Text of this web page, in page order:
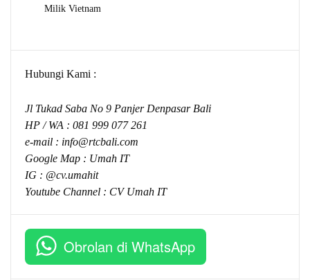
Milik Vietnam
Hubungi Kami :
Jl Tukad Saba No 9 Panjer Denpasar Bali
HP / WA : 081 999 077 261
e-mail : info@rtcbali.com
Google Map : Umah IT
IG : @cv.umahit
Youtube Channel : CV Umah IT
Obrolan di WhatsApp